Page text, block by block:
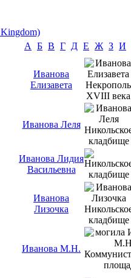
А Б В Г Д Е Ж З И
Иванова
Елизавета
Иванова Леля
Иванова Лидия
Васильевна
Иванова
Лизочка
Иванова М.Н.